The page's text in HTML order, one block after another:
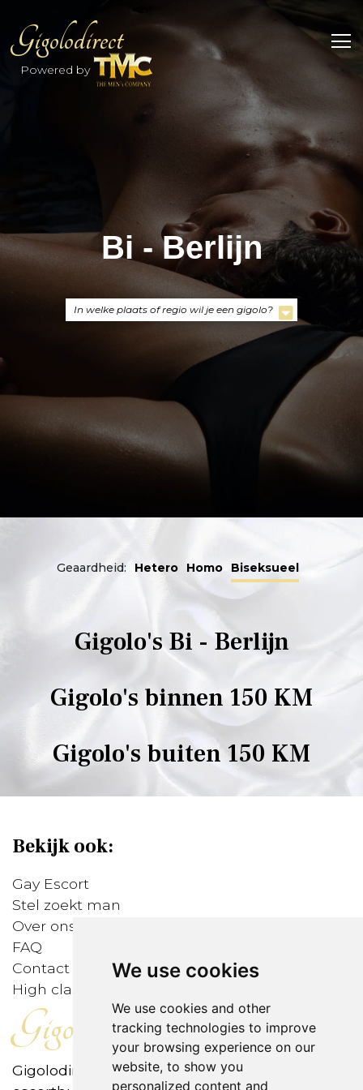
We use cookies
We use cookies and other
tracking technologies to improve
your browsing experience on our
website, to show you
personalized content and
Gigolodirect
Powered by
Bi - Berlijn
In welke plaats of regio wil je een gigolo?
Geaardheid: Hetero Homo Biseksueel
Gigolo's Bi - Berlijn
Gigolo's binnen 150 KM
Gigolo's buiten 150 KM
Bekijk ook:
Gay Escort
Stel zoekt man
Over ons
FAQ
Contact
High class gigolo's
Gigolodirect
Gigolodirect is het eerste internationale open-